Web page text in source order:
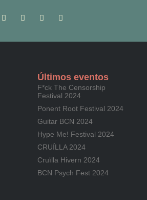
Últimos eventos
F*ck The Censorship
Festival 2024
Ponent Root Festival 2024
Guitar BCN 2024
Hype Me! Festival 2024
CRUÏLLA 2024
Cruïlla Hivern 2024
BCN Psych Fest 2024